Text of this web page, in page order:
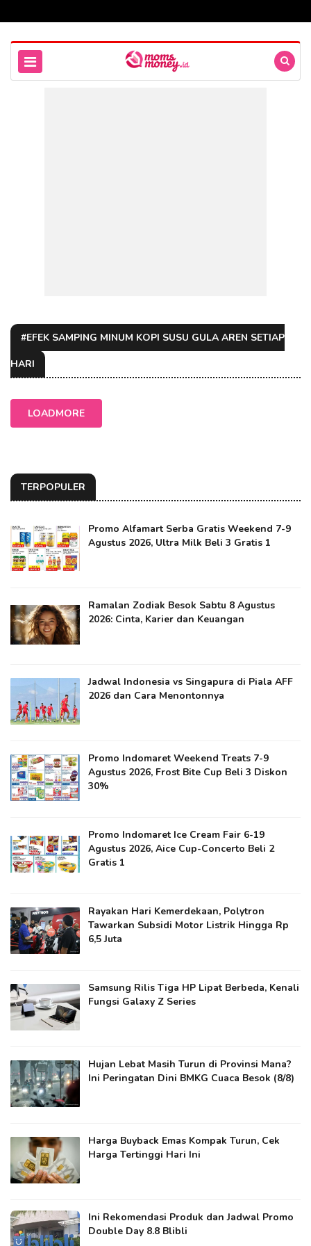
#EFEK SAMPING MINUM KOPI SUSU GULA AREN SETIAP
HARI
LOADMORE
TERPOPULER
Promo Alfamart Serba Gratis Weekend 7-9
Agustus 2026, Ultra Milk Beli 3 Gratis 1
Ramalan Zodiak Besok Sabtu 8 Agustus
2026: Cinta, Karier dan Keuangan
Jadwal Indonesia vs Singapura di Piala AFF
2026 dan Cara Menontonnya
Promo Indomaret Weekend Treats 7-9
Agustus 2026, Frost Bite Cup Beli 3 Diskon
30%
Promo Indomaret Ice Cream Fair 6-19
Agustus 2026, Aice Cup-Concerto Beli 2
Gratis 1
Rayakan Hari Kemerdekaan, Polytron
Tawarkan Subsidi Motor Listrik Hingga Rp
6,5 Juta
Samsung Rilis Tiga HP Lipat Berbeda, Kenali
Fungsi Galaxy Z Series
Hujan Lebat Masih Turun di Provinsi Mana?
Ini Peringatan Dini BMKG Cuaca Besok (8/8)
Harga Buyback Emas Kompak Turun, Cek
Harga Tertinggi Hari Ini
Ini Rekomendasi Produk dan Jadwal Promo
Double Day 8.8 Blibli